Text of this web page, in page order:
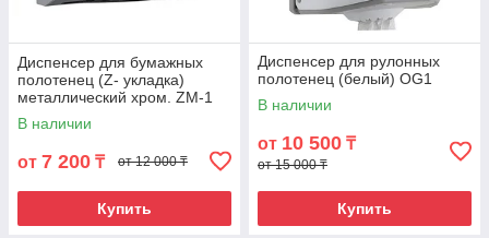
Диспенсер для бумажных
полотенец (Z- укладка)
металлический хром. ZM-1
В наличии
от 7 200 ₸ от 12 000 ₸
Купить
Диспенсер для рулонных
полотенец (белый) OG1
В наличии
от 10 500 ₸
от 15 000 ₸
Купить